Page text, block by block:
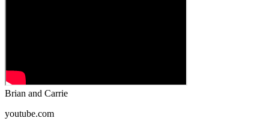
Brian and Carrie
youtube.com